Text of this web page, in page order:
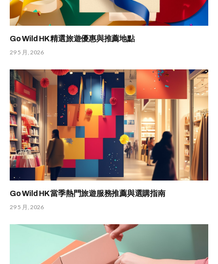
Go Wild HK 精選旅遊優惠與推薦地點
29 5 月, 2026
Go Wild HK 當季熱門旅遊服務推薦與選購指南
29 5 月, 2026